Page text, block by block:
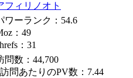
フィリノオト
ワーランク：54.6
：49
：31
問数：44,700
問あたりのPV数：7.44